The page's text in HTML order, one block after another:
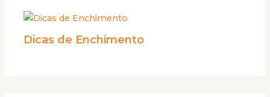
Dicas de Enchimento